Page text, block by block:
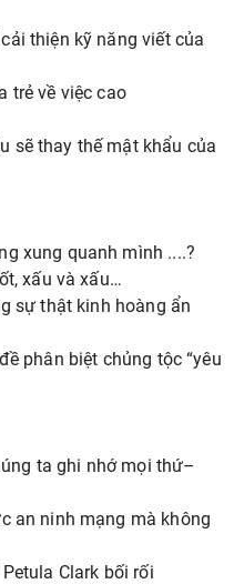
thiện kỹ năng viết của
trẻ về việc cao
sẽ thay thế mật khẩu của
xung quanh mình ....?
xấu và xấu…
sự thật kinh hoàng ẩn
phân biệt chủng tộc “yêu
ta ghi nhớ mọi thứ–
an ninh mạng mà không
Clark bối rối